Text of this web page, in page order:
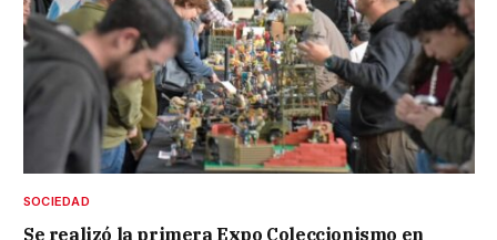
SOCIEDAD
Se realizó la primera Expo Coleccionismo en